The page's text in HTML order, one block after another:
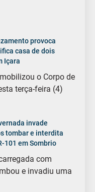
provoca
casa de dois
Içara
o Corpo de
terça-feira (4)
invade
tombar e interdita
101 em Sombrio
com
e invadiu uma